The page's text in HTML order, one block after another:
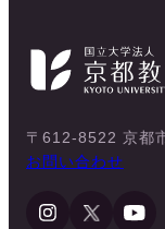
〒612-8522 京都
お問い合わせ